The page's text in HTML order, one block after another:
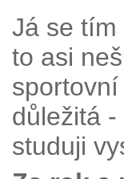
Já se tím
to asi
důležitá
studuji